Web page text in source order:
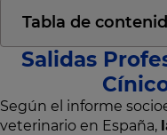
Tabla de
Salidas
Según el informe
veterinario en España,